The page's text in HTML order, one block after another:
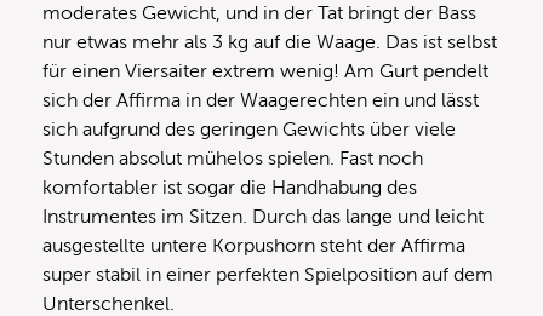
moderates Gewicht, und in der Tat bringt der Bass
nur etwas mehr als 3 kg auf die Waage. Das ist selbst
für einen Viersaiter extrem wenig! Am Gurt pendelt
sich der Affirma in der Waagerechten ein und lässt
sich aufgrund des geringen Gewichts über viele
Stunden absolut mühelos spielen. Fast noch
komfortabler ist sogar die Handhabung des
Instrumentes im Sitzen. Durch das lange und leicht
ausgestellte untere Korpushorn steht der Affirma
super stabil in einer perfekten Spielposition auf dem
Unterschenkel.